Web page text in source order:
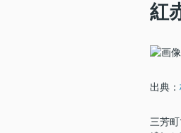
紅
出典：
三芳